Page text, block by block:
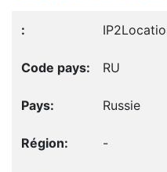
RU
Russie
-